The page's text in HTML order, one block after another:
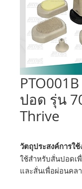
ปอด รุ่น
Thrive
วัตถุประสงค์การใ
ใช้สำหรับสั่นปอดเ
และสั่นเพื่อผ่อนคล